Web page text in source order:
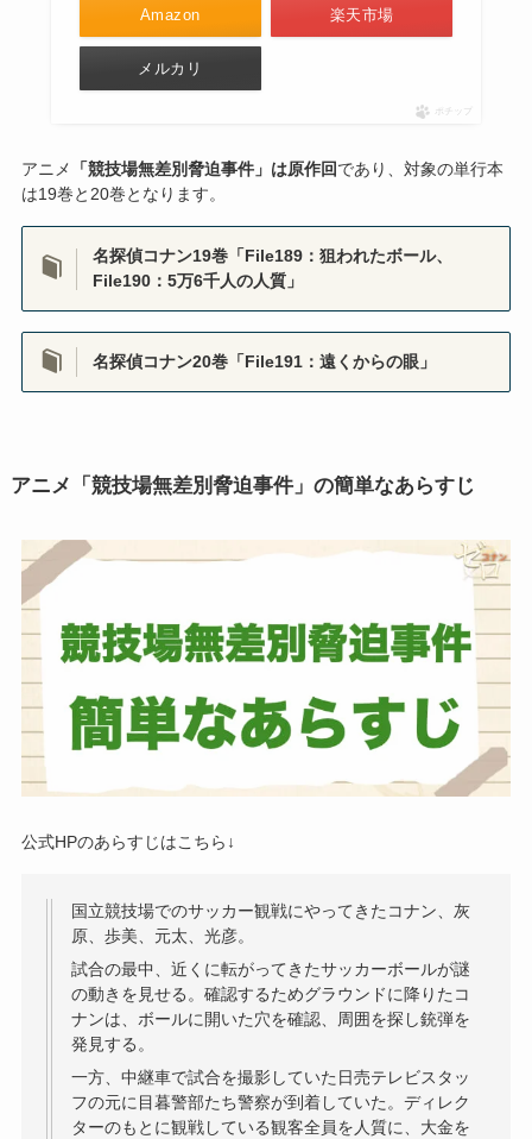
Amazon 楽天市場
メルカリ
ポチップ
アニメ 「競技場無差別脅迫事件」は原作回であり、対象の単行本
は19巻と20巻となります。
名探偵コナン19巻「File189：狙われたボール、
File190：5万6千人の人質」
名探偵コナン20巻「File191：遠くからの眼」
アニメ「競技場無差別脅迫事件」の簡単なあらすじ
公式HPのあらすじはこちら↓
国立競技場でのサッカー観戦にやってきたコナン、灰
原、歩美、元太、光彦。
試合の最中、近くに転がってきたサッカーボールが謎
の動きを見せる。確認するためグラウンドに降りたコ
ナンは、ボールに開いた穴を確認、周囲を探し銃弾を
発見する。
一方、中継車で試合を撮影していた日売テレビスタッ
フの元に目暮警部たち警察が到着していた。ディレク
ターのもとに観戦している観客全員を人質に、大金を